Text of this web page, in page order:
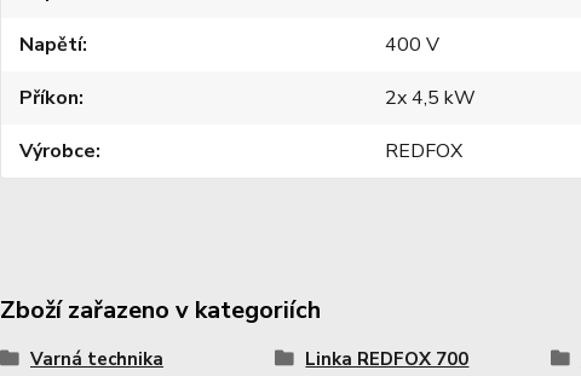
Napětí
400 V
Příkon
2x 4,5 kW
Výrobce
REDFOX
Zboží zařazeno v kategoriích
Varná technika Linka REDFOX 700